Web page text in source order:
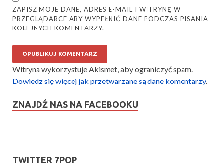
ZAPISZ MOJE DANE, ADRES E-MAIL I WITRYNĘ W
PRZEGLĄDARCE ABY WYPEŁNIĆ DANE PODCZAS PISANIA
KOLEJNYCH KOMENTARZY.
Witryna wykorzystuje Akismet, aby ograniczyć spam.
Dowiedz się więcej jak przetwarzane są dane komentarzy.
ZNAJDŹ NAS NA FACEBOOKU
TWITTER 7POP